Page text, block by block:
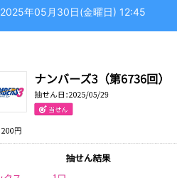
2025年05月30日(金曜日) 12:45